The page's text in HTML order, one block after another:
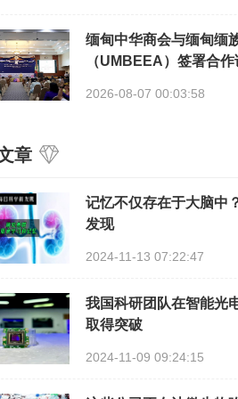
缅甸中华商会与缅甸缅
（UMBEEA）签署合
2026-08-07 00:03:58
章
记忆不仅存在于大脑中
发现
2024-11-13 07:22:47
我国科研团队在智能光
取得突破
2024-11-09 09:24:15